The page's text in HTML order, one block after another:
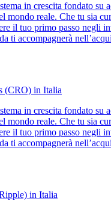
in crescita fondato su
mondo reale. Che tu sia
il tuo primo passo negli
ti accompagnerà
(CRO) in Italia
in crescita fondato su
mondo reale. Che tu sia
il tuo primo passo negli
ti accompagnerà
in Italia